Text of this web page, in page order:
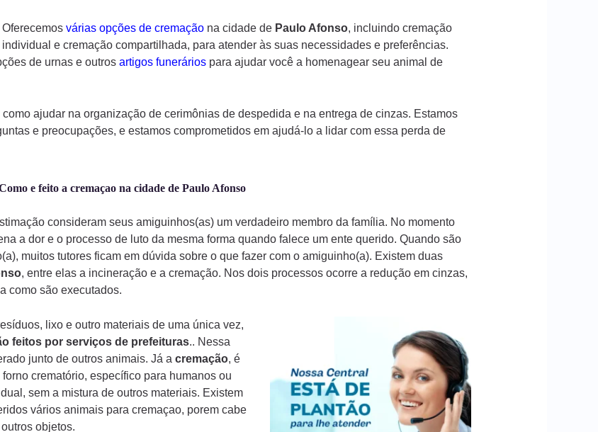
Oferecemos várias opções de cremaçãona cidade de Paulo Afonso, incluindo cremação
individual e cremação compartilhada, para atender às suas necessidades e preferências.
de urnas e outros artigos funeráriospara ajudar você a homenagear seu animal de
ajudar na organização de cerimônias de despedida e na entrega de cinzas. Estamos
e preocupações, e estamos comprometidos em ajudá-lo a lidar com essa perda de
e feito a cremaçao na cidade de Paulo Afonso
consideram seus amiguinhos(as) um verdadeiro membro da família. No momento
a dor e o processo de luto da mesma forma quando falece um ente querido. Quando são
muitos tutores ficam em dúvida sobre o que fazer com o amiguinho(a). Existem duas
, entre elas a incineração e a cremação. Nos dois processos ocorre a redução em cinzas,
como são executados.
lixo e outro materiais de uma única vez,
feitos por serviços de prefeituras.. Nessa
junto de outros animais. Já a cremação, é
crematório, específico para humanos ou
sem a mistura de outros materiais. Existem
vários animais para cremaçao, porem cabe
objetos.